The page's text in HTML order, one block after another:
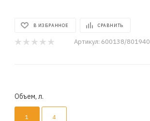
В ИЗБРАННОЕ СРАВНИТЬ
Артикул: 600138/801940
Объем, л.
1 4